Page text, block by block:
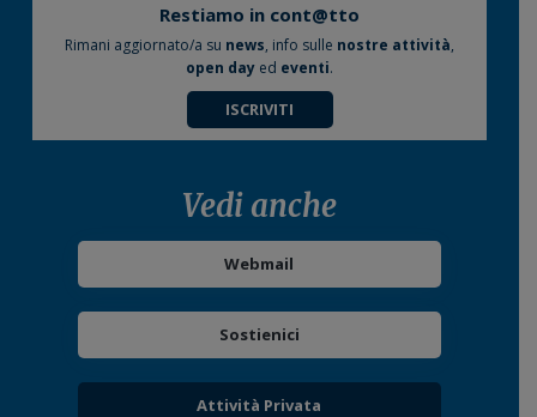
Restiamo in cont@tto
Rimani aggiornato/a su news, info sulle nostre attività,
open day ed eventi.
ISCRIVITI
Vedi anche
Webmail
Sostienici
Attività Privata